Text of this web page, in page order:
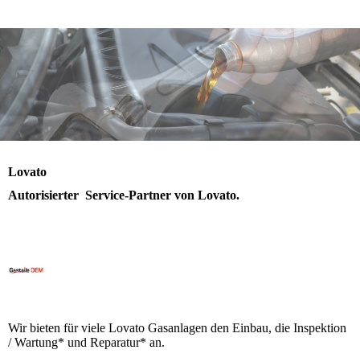
Lovato
Autorisierter Service-Partner von Lovato.
Wir bieten für viele Lovato Gasanlagen den Einbau, die Inspektion
/ Wartung* und Reparatur* an.